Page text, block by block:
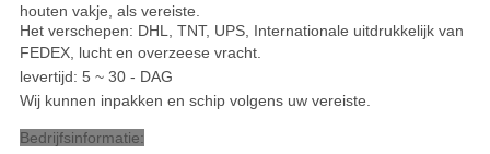
houten vakje, als vereiste.
Het verschepen: DHL, TNT, UPS, Internationale uitdrukkelijk van
FEDEX, lucht en overzeese vracht.
levertijd: 5 ~ 30 - DAG
Wij kunnen inpakken en schip volgens uw vereiste.
Bedrijfsinformatie: